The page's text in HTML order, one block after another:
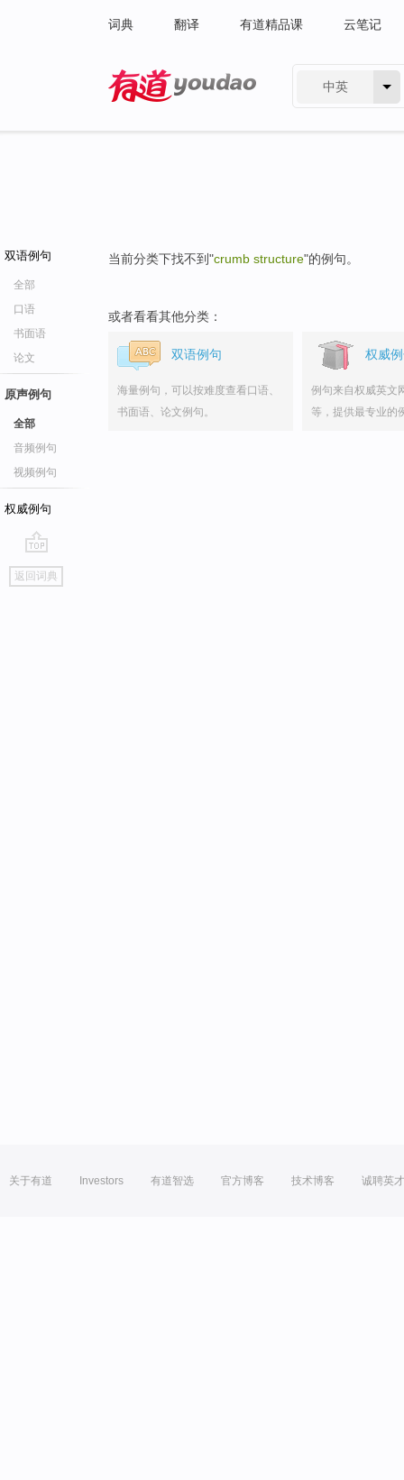
词典 翻译 有道精品课 云笔记
中英
双语例句
全部
口语
书面语
论文
原声例句
全部
音频例句
视频例句
权威例句
go
top
返回词典
当前分类下找不到"crumb structure"的例句。
或者看看其他分类：
双语例句
海量例句，可以按难度查看口语、
书面语、论文例句。
权威
例句来自权威英文
等，提供最专业的
关于有道 Investors 有道智选 官方博客 技术博客 诚聘英才